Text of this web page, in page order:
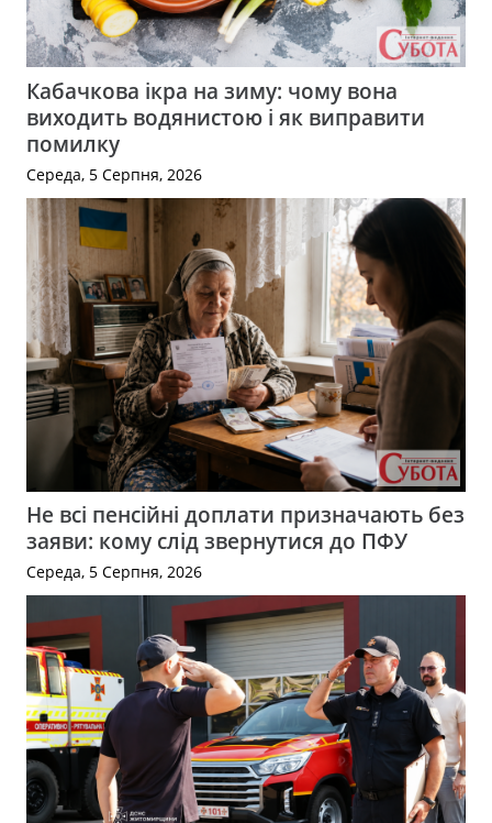
Кабачкова ікра на зиму: чому вона
виходить водянистою і як виправити
помилку
Середа, 5 Серпня, 2026
Не всі пенсійні доплати призначають без
заяви: кому слід звернутися до ПФУ
Середа, 5 Серпня, 2026